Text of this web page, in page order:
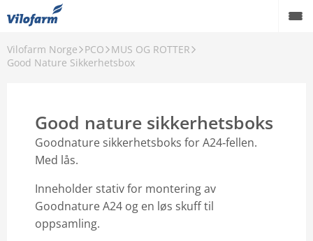
Vilofarm Norge PCO
MUS OG ROTTER
Good Nature Sikkerhetsbox
Good nature sikkerhetsboks
Goodnature sikkerhetsboks for A24‑fellen.
Med lås.
Inneholder stativ for montering av
Goodnature A24 og en løs skuff til
oppsamling.
OM OSS
VÅRE MERKEVARER
VÅRE PRODUKTER
PCO
AKTUELT